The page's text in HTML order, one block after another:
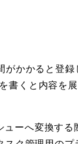
かかると登
書くと内容を
ューへ変換す